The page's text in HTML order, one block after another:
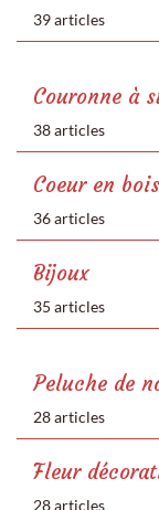
39 articles
Couronne à
38 articles
Coeur en bois
36 articles
Bijoux
35 articles
Peluche de
28 articles
Fleur
28 articles